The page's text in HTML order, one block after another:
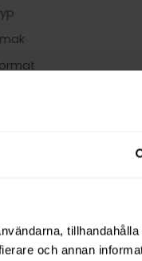
och annan
Portioner per dosa
per portion